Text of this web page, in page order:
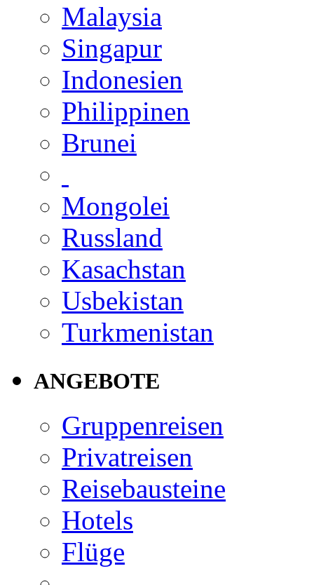
Malaysia
Singapur
Indonesien
Philippinen
Brunei
Mongolei
Russland
Kasachstan
Usbekistan
Turkmenistan
ANGEBOTE
Gruppenreisen
Privatreisen
Reisebausteine
Hotels
Flüge